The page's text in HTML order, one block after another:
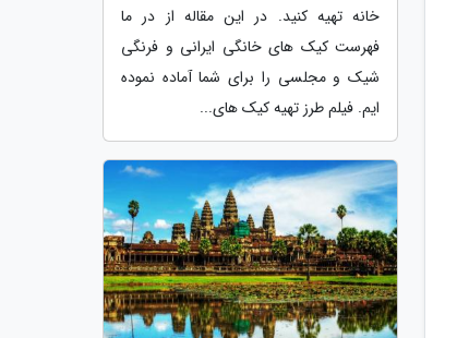
خانه تهیه کنید. در این مقاله از در ما
فهرست کیک های خانگی ایرانی و فرنگی
شیک و مجلسی را برای شما آماده نموده
ایم. فیلم طرز تهیه کیک های...